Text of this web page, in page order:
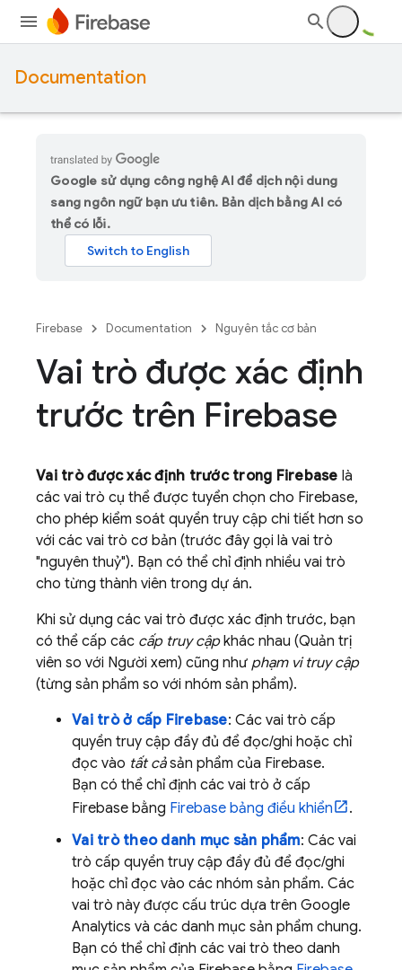
Documentation
Google sử dụng công nghệ AI để dịch nội dung
sang ngôn ngữ bạn ưu tiên. Bản dịch bằng AI có
thể có lỗi.
Firebase Documentation Nguyên tắc cơ bản
Vai trò được xác định
trước trên Firebase
Vai trò được xác định trước trong Firebase là
các vai trò cụ thể được tuyển chọn cho Firebase,
cho phép kiểm soát quyền truy cập chi tiết hơn so
với các vai trò cơ bản (trước đây gọi là vai trò
"nguyên thuỷ"). Bạn có thể chỉ định nhiều vai trò
cho từng thành viên trong dự án.
Khi sử dụng các vai trò được xác định trước, bạn
có thể cấp các cấp truy cậpkhác nhau (Quản trị
viên so với Người xem) cũng như phạm vi truy cập
(từng sản phẩm so với nhóm sản phẩm).
Vai trò ở cấp Firebase: Các vai trò cấp
quyền truy cập đầy đủ để đọc/ghi hoặc chỉ
đọc vào tất cảsản phẩm của Firebase.
Bạn có thể chỉ định các vai trò ở cấp
Firebase bằng Firebase bảng điều khiển
.
Vai trò theo danh mục sản phẩm: Các vai
trò cấp quyền truy cập đầy đủ để đọc/ghi
hoặc chỉ đọc vào các nhóm sản phẩm. Các
vai trò này được cấu trúc dựa trên Google
Analytics và các danh mục sản phẩm chung.
Bạn có thể chỉ định các vai trò theo danh